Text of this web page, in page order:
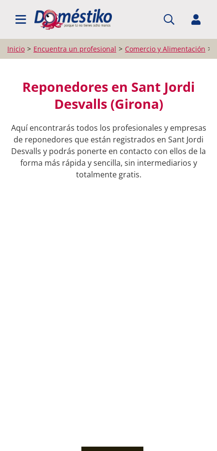
BUSCAR PROFESIONALES
Inicio Encuentra un profesional Comercio y Alimentación
Reponedores en Sant Jordi
Desvalls (Girona)
Aquí encontrarás todos los profesionales y empresas
de reponedores que están registrados en Sant Jordi
Desvalls y podrás ponerte en contacto con ellos de la
forma más rápida y sencilla, sin intermediarios y
totalmente gratis.